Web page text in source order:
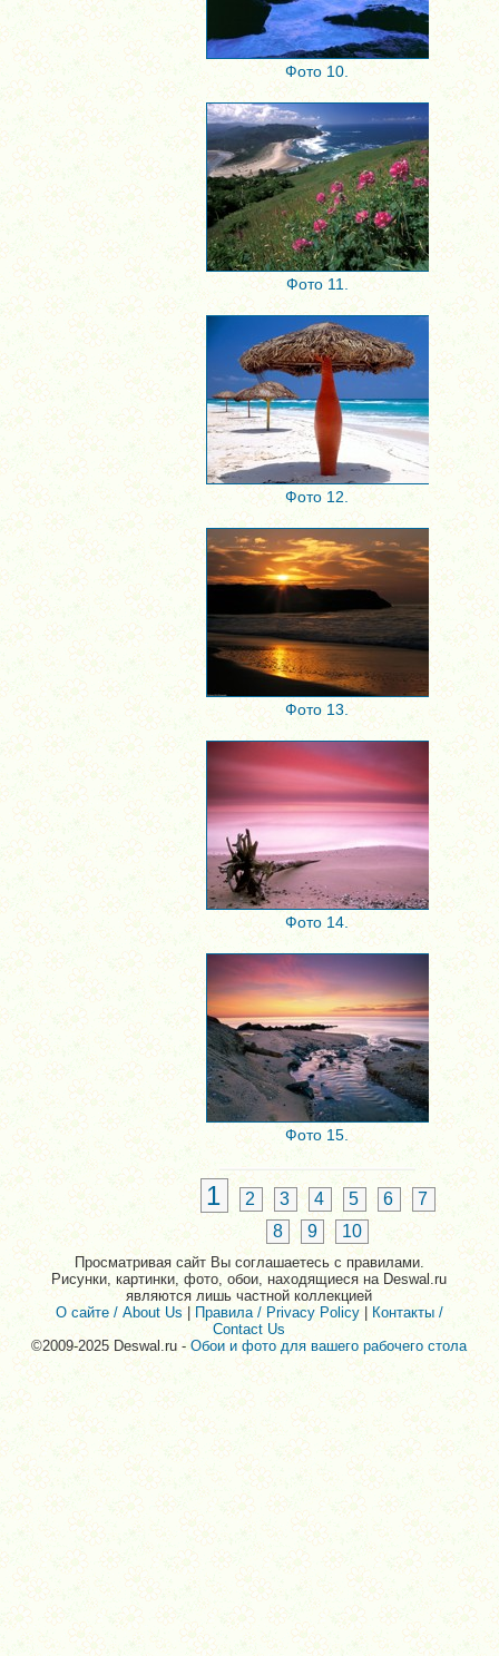
Фото 10.
Фото 11.
Фото 12.
Фото 13.
Фото 14.
Фото 15.
1 2 3 4 5 6
7
8
9 10
Просматривая сайт Вы соглашаетесь с правилами.
Рисунки, картинки, фото, обои, находящиеся на Deswal.ru
являются лишь частной коллекцией
О сайте / About Us|Правила / Privacy Policy
Контакты /
Contact Us
©2009-2025 Deswal.ru -Обои и фото для вашего рабочего стола